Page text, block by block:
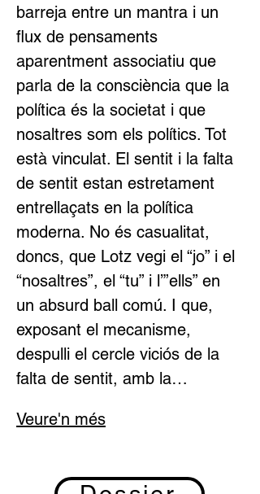
barreja entre un mantra i un
flux de pensaments
aparentment associatiu que
parla de la consciència que la
política és la societat i que
nosaltres som els polítics. Tot
està vinculat. El sentit i la falta
de sentit estan estretament
entrellaçats en la política
moderna. No és casualitat,
doncs, que Lotz vegi el “jo” i el
“nosaltres”, el “tu” i l’”ells” en
un absurd ball comú. I que,
exposant el mecanisme,
despulli el cercle viciós de la
falta de sentit, amb la…
Veure'n més